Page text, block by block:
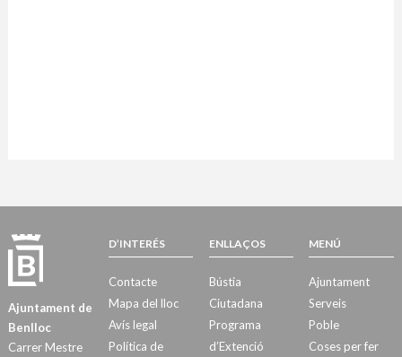
Ajuntament de
Benlloc
Carrer Mestre
D’INTERÉS
Contacte
Mapa del lloc
Avís legal
Política de
ENLLAÇOS
Bústia
Ciutadana
Programa
d’Extenció
MENÚ
Ajuntament
Serveis
Poble
Coses per fer